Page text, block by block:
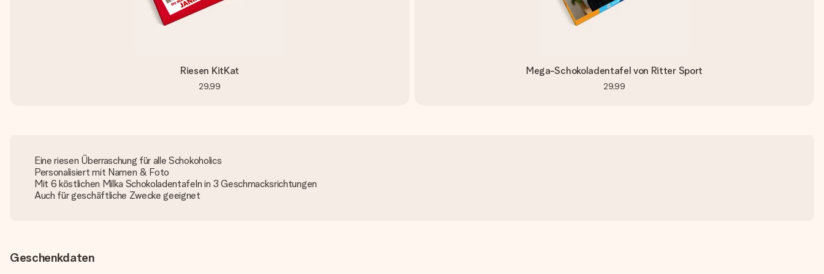
Riesen KitKat
29,99
Mega-Schokoladentafel von Ritter Sport
29,99
Eine riesen Überraschung für alle Schokoholics
Personalisiert mit Namen & Foto
Mit 6 köstlichen Milka Schokoladentafeln in 3 Geschmacksrichtungen
Auch für geschäftliche Zwecke geeignet
Geschenkdaten